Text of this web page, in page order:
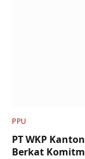
PPU
PT WKP
Berkat